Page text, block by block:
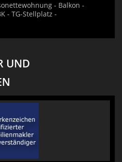
- Balkon -
- TG-Stellplatz -
UND